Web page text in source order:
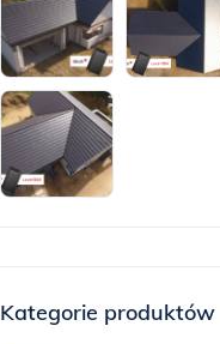
Kategorie produktów